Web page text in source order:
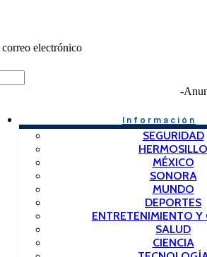
correo electrónico
-
Información
SEGURIDAD
HERMOSILLO
MÉXICO
SONORA
MUNDO
DEPORTES
ENTRETENIMIENTO Y
SALUD
CIENCIA